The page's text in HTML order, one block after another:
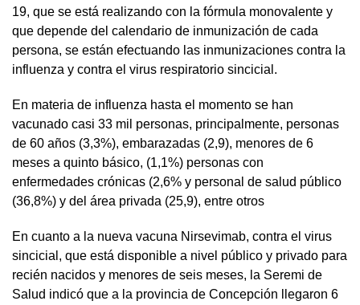
19, que se está realizando con la fórmula monovalente y
que depende del calendario de inmunización de cada
persona, se están efectuando las inmunizaciones contra la
influenza y contra el virus respiratorio sincicial.
En materia de influenza hasta el momento se han
vacunado casi 33 mil personas, principalmente, personas
de 60 años (3,3%), embarazadas (2,9), menores de 6
meses a quinto básico, (1,1%) personas con
enfermedades crónicas (2,6% y personal de salud público
(36,8%) y del área privada (25,9), entre otros
En cuanto a la nueva vacuna Nirsevimab, contra el virus
sincicial, que está disponible a nivel público y privado para
recién nacidos y menores de seis meses, la Seremi de
Salud indicó que a la provincia de Concepción llegaron 6